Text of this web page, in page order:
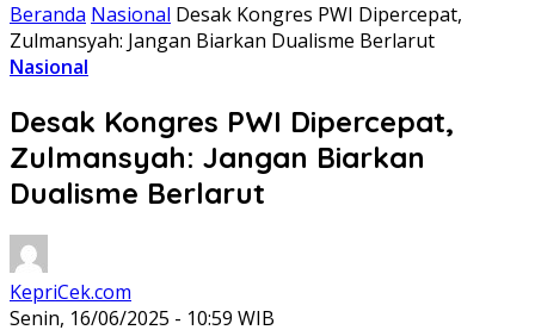
Beranda Nasional Desak Kongres PWI Dipercepat,
Zulmansyah: Jangan Biarkan Dualisme Berlarut
Nasional
Desak Kongres PWI Dipercepat,
Zulmansyah: Jangan Biarkan
Dualisme Berlarut
KepriCek.com
Senin, 16/06/2025 - 10:59 WIB